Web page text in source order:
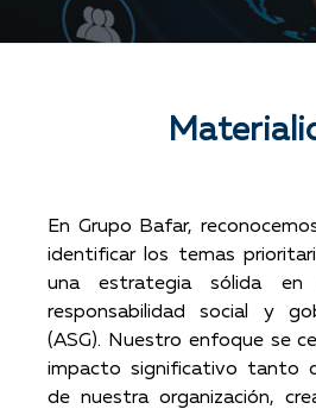
En Grupo Bafar,
identificar los temas
una estrategia sólida en
responsabilidad social y
(ASG). Nuestro enfoque se
impacto significativo tanto
de nuestra organización,